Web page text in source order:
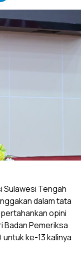
Sulawesi Tengah
dalam tata
opini
Badan Pemeriksa
untuk ke-13 kalinya